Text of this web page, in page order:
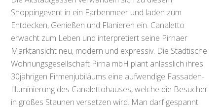
Shoppingevent in ein Farbenmeer und laden zum
Entdecken, Genießen und Flanieren ein. Canaletto
erwacht zum Leben und interpretiert seine Pirnaer
Marktansicht neu, modern und expressiv. Die Städtische
Wohnungsgesellschaft Pirna mbH plant anlässlich ihres
30jährigen Firmenjubiläums eine aufwendige Fassaden-
Illuminierung des Canalettohauses, welche die Besucher
in großes Staunen versetzen wird. Man darf gespannt